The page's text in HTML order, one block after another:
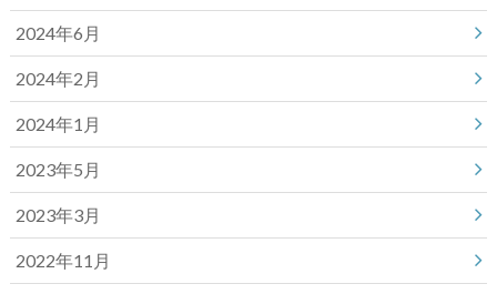
2024年6月
2024年2月
2024年1月
2023年5月
2023年3月
2022年11月